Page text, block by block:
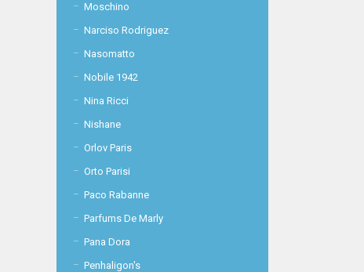
Moschino
Narciso Rodriguez
Nasomatto
Nobile 1942
Nina Ricci
Nishane
Orlov Paris
Orto Parisi
Paco Rabanne
Parfums De Marly
Pana Dora
Penhaligon's